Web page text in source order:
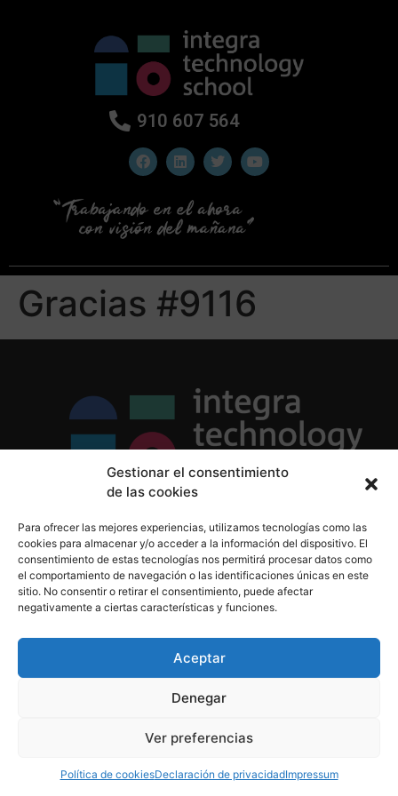
Gestionar el consentimiento
de las cookies
Para ofrecer las mejores experiencias, utilizamos tecnologías como las
cookies para almacenar y/o acceder a la información del dispositivo. El
consentimiento de estas tecnologías nos permitirá procesar datos como
el comportamiento de navegación o las identificaciones únicas en este
sitio. No consentir o retirar el consentimiento, puede afectar
negativamente a ciertas características y funciones.
Aceptar
Denegar
Ver preferencias
Política de cookiesDeclaración de privacidadImpressum
910 607 564
Gracias #9116
Política de Cookies
Aviso Legal
910 607 564
derechos reservados